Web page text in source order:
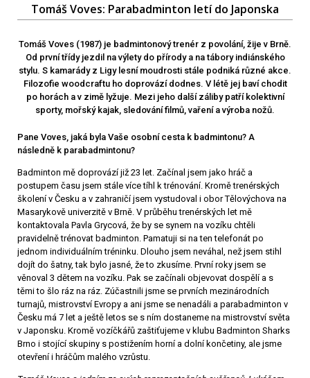
Tomáš Voves: Parabadminton letí do Japonska
Tomáš Voves (1987) je badmintonový trenér z povolání, žije v Brně.
Od první třídy jezdil na výlety do přírody a na tábory indiánského
stylu. S kamarády z Ligy lesní moudrosti stále podniká různé akce.
Filozofie woodcraftu ho doprovází dodnes. V létě jej baví chodit
po horách a v zimě lyžuje. Mezi jeho další záliby patří kolektivní
sporty, mořský kajak, sledování filmů, vaření a výroba nožů.
Pane Voves, jaká byla Vaše osobní cesta k badmintonu? A
následně k parabadmintonu?
Badminton mě doprovází již 23 let. Začínal jsem jako hráč a
postupem času jsem stále více tíhl k trénování. Kromě trenérských
školení v Česku a v zahraničí jsem vystudoval i obor Tělovýchova na
Masarykově univerzitě v Brně. V průběhu trenérských let mě
kontaktovala Pavla Grycová, že by se synem na vozíku chtěli
pravidelně trénovat badminton. Pamatuji si na ten telefonát po
jednom individuálním tréninku. Dlouho jsem neváhal, než jsem stihl
dojít do šatny, tak bylo jasné, že to zkusíme. První roky jsem se
věnoval 3 dětem na vozíku. Pak se začínali objevovat dospělí a s
těmi to šlo ráz na ráz. Zúčastnili jsme se prvních mezinárodních
turnajů, mistrovství Evropy a ani jsme se nenadáli a parabadminton v
Česku má 7 let a ještě letos se s ním dostaneme na mistrovství světa
v Japonsku. Kromě vozíčkářů zaštiťujeme v klubu Badminton Sharks
Brno i stojící skupiny s postižením horní a dolní končetiny, ale jsme
otevření i hráčům malého vzrůstu.